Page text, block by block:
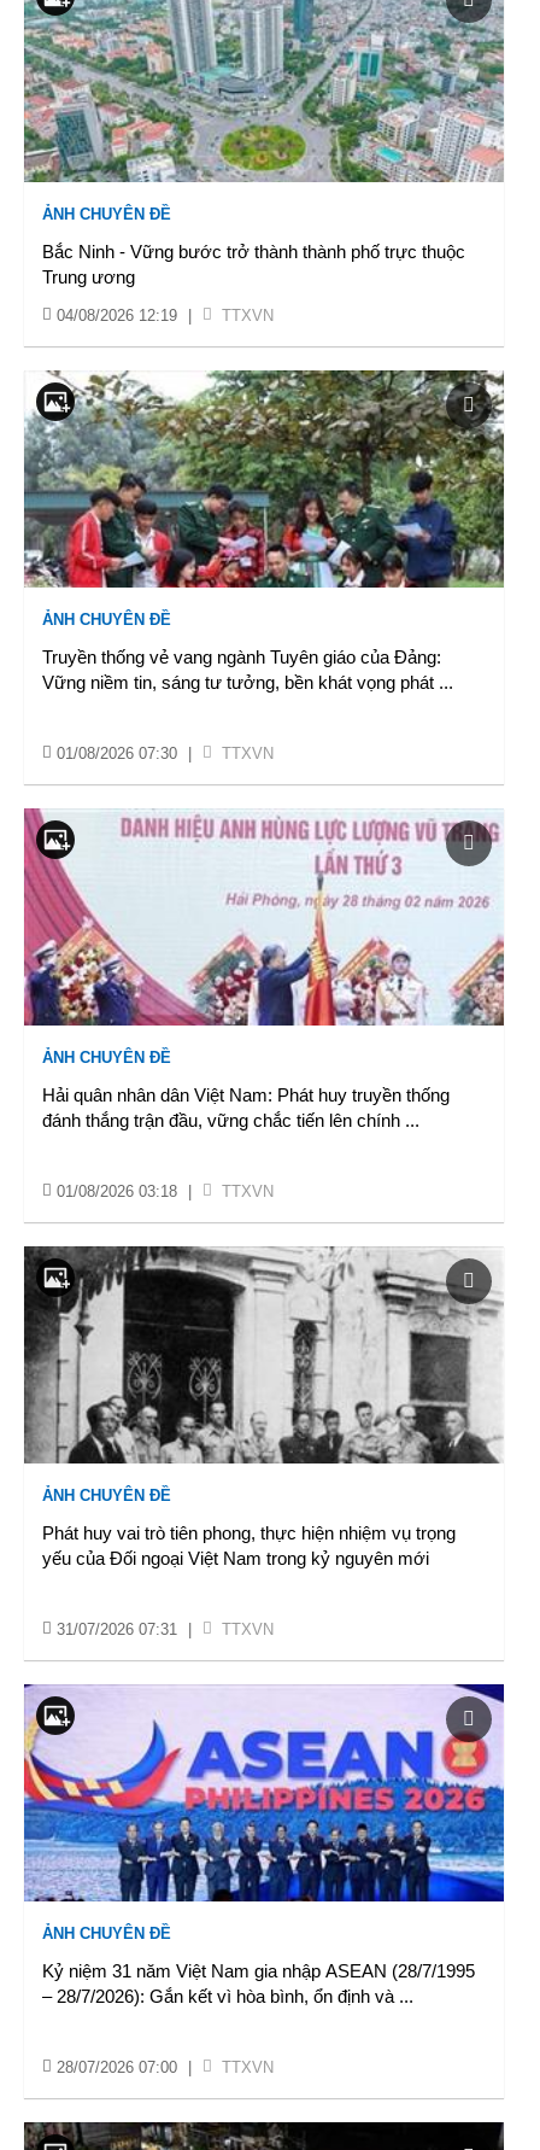
ẢNH CHUYÊN ĐỀ
Bắc Ninh - Vững bước trở thành thành phố trực thuộc
Trung ương
04/08/2026 12:19 TTXVN
ẢNH CHUYÊN ĐỀ
Truyền thống vẻ vang ngành Tuyên giáo của Đảng:
Vững niềm tin, sáng tư tưởng, bền khát vọng phát ...
01/08/2026 07:30 TTXVN
ẢNH CHUYÊN ĐỀ
Hải quân nhân dân Việt Nam: Phát huy truyền thống
đánh thắng trận đầu, vững chắc tiến lên chính ...
01/08/2026 03:18 TTXVN
ẢNH CHUYÊN ĐỀ
Phát huy vai trò tiên phong, thực hiện nhiệm vụ trọng
yếu của Đối ngoại Việt Nam trong kỷ nguyên mới
31/07/2026 07:31 TTXVN
ẢNH CHUYÊN ĐỀ
Kỷ niệm 31 năm Việt Nam gia nhập ASEAN (28/7/1995
– 28/7/2026): Gắn kết vì hòa bình, ổn định và ...
28/07/2026 07:00 TTXVN